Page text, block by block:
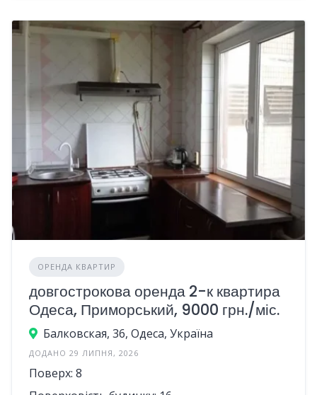
ОРЕНДА КВАРТИР
довгострокова оренда 2-к квартира
Одеса, Приморський, 9000 грн./міс.
Балковская, 36, Одеса, Україна
ДОДАНО 29 ЛИПНЯ, 2026
Поверх: 8